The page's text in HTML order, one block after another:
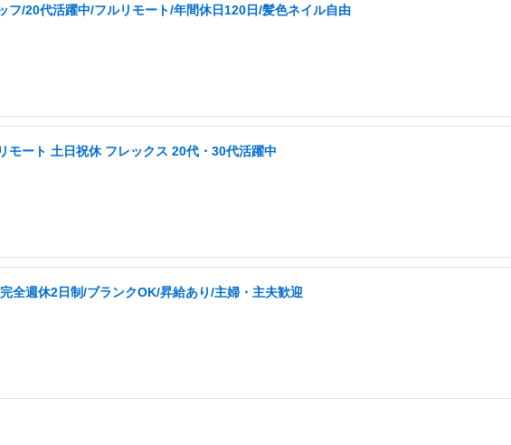
フ/20代活躍中/フルリモート/年間休日120日/髪色ネイル自由
モート 土日祝休 フレックス 20代・30代活躍中
全週休2日制/ブランクOK/昇給あり/主婦・主夫歓迎